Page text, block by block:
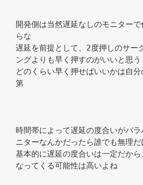
開発側は当然遅延なしのモニター
らな
遅延を前提として、2度押しのサー
ングよりも早く押すのがいいと思う
どのくらい早く押せばいいかは自
第
時間帯によって遅延の度合いがバ
ニターなんかだったら誰でも無理
基本的に遅延の度合いは一定だか
なってくる可能性は高いよね